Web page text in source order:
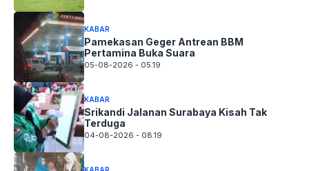
KABAR
Pamekasan Geger Antrean BBM
Pertamina Buka Suara
05-08-2026 - 05.19
KABAR
Srikandi Jalanan Surabaya Kisah Tak
Terduga
04-08-2026 - 08.19
KABAR